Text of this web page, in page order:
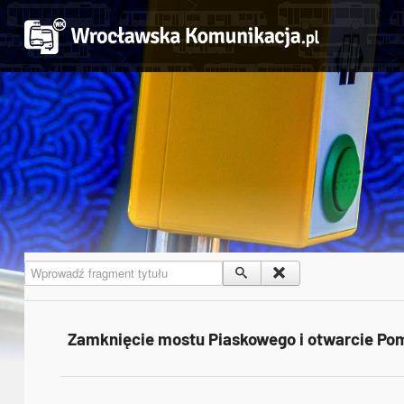
Wprowadź fragment tytułu
Zamknięcie mostu Piaskowego i otwarcie